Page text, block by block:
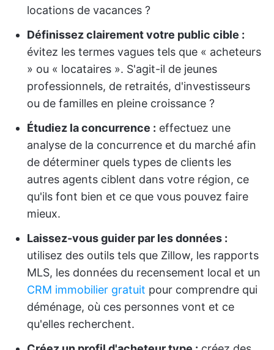
locations de vacances ?
Définissez clairement votre public cible :
évitez les termes vagues tels que « acheteurs
» ou « locataires ». S'agit-il de jeunes
professionnels, de retraités, d'investisseurs
ou de familles en pleine croissance ?
Étudiez la concurrence : effectuez une
analyse de la concurrence et du marché afin
de déterminer quels types de clients les
autres agents ciblent dans votre région, ce
qu'ils font bien et ce que vous pouvez faire
mieux.
Laissez-vous guider par les données :
utilisez des outils tels que Zillow, les rapports
MLS, les données du recensement local et un
CRM immobilier gratuit pour comprendre qui
déménage, où ces personnes vont et ce
qu'elles recherchent.